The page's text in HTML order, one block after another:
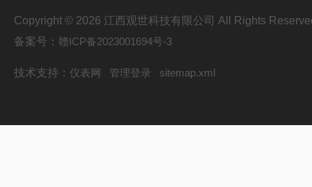
Copyright © 2026 江西观世科技有限公司 All Rights
备案号： 赣ICP备2023001694号-3
技术支持： 仪表网 管理登录 sitemap.xml